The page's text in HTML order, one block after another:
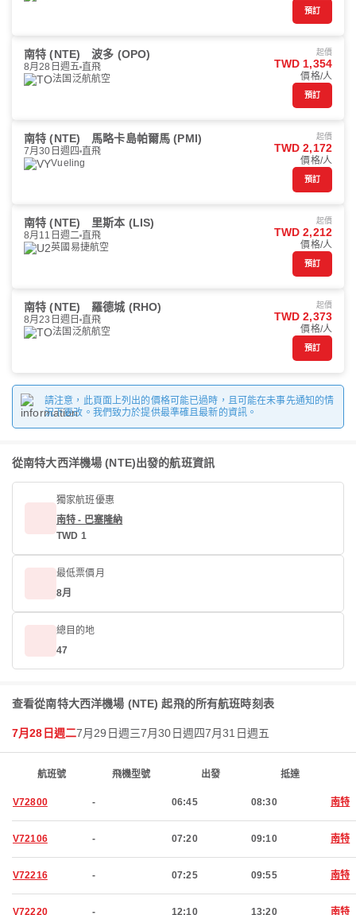
預訂
南特 (NTE) 波多 (OPO)
8月28日週五 直飛
法国泛航航空
起價
TWD 1,354
價格/人
預訂
南特 (NTE) 馬略卡島帕爾馬 (PMI)
7月30日週四 直飛
Vueling
起價
TWD 2,172
價格/人
預訂
南特 (NTE) 里斯本 (LIS)
8月11日週二 直飛
英國易捷航空
起價
TWD 2,212
價格/人
預訂
南特 (NTE) 羅德城 (RHO)
8月23日週日 直飛
法国泛航航空
起價
TWD 2,373
價格/人
預訂
請注意，此頁面上列出的價格可能已過時，且可能在未事先通知的情
況下更改。我們致力於提供最準確且最新的資訊。
從南特大西洋機場 (NTE)出發的航班資訊
獨家航班優惠
南特 - 巴塞隆納
TWD 1
最低票價月
8月
總目的地
47
查看從南特大西洋機場 (NTE) 起飛的所有航班時刻表
7月28日週二7月29日週三7月30日週四7月31日週五
航班號 飛機型號 出發 抵達
V72800 - 06:45 08:30 南特
V72106 - 07:20 09:10 南特
V72216 - 07:25 09:55 南特
V72220 - 12:10 13:20 南特